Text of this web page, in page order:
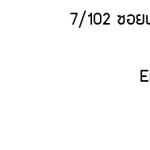
7/102 ซอย